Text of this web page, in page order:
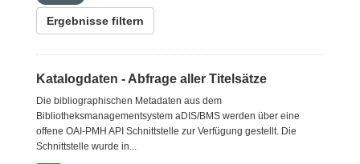
Ergebnisse filtern
Katalogdaten - Abfrage aller Titelsätze
Die bibliographischen Metadaten aus dem
Bibliotheksmanagementsystem aDIS/BMS werden über eine
offene OAI-PMH API Schnittstelle zur Verfügung gestellt. Die
Schnittstelle wurde in...